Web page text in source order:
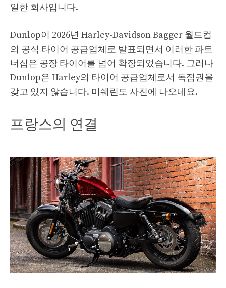
일한 회사입니다.
Dunlop이 2026년 Harley-Davidson Bagger 월드컵
의 공식 타이어 공급업체로 발표되면서 이러한 파트
너십은 공장 타이어를 넘어 확장되었습니다. 그러나
Dunlop은 Harley의 타이어 공급업체로서 독점권을
갖고 있지 않습니다. 미쉐린도 사진에 나오네요.
프랑스의 연결